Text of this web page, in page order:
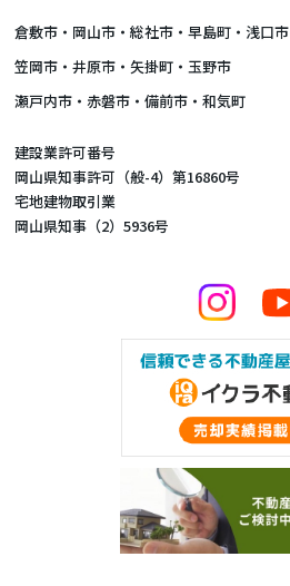
倉敷市 ・ 岡山市 ・総社市・早島町・浅口市
笠岡市・井原市・矢掛町・玉野市
瀬戸内市・赤磐市・備前市・和気町
建設業許可番号
岡山県知事許可（般-4）第16860号
宅地建物取引業
岡山県知事（2）5936号